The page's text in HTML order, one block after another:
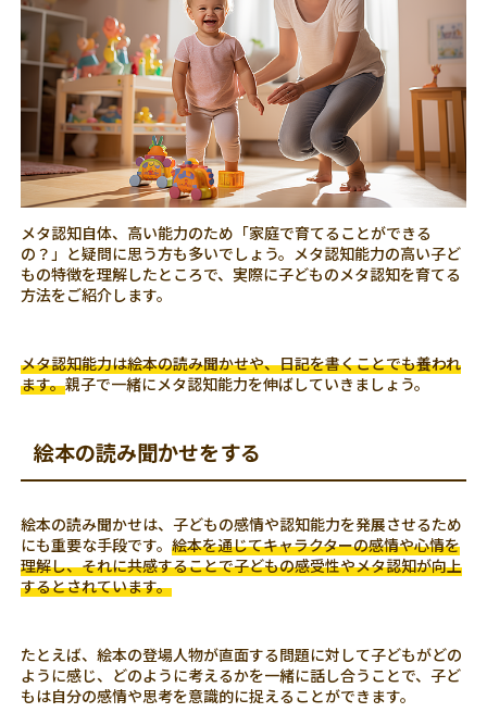
メタ認知自体、高い能力のため「家庭で育てることができる
の？」と疑問に思う方も多いでしょう。メタ認知能力の高い子ど
もの特徴を理解したところで、実際に子どものメタ認知を育てる
方法をご紹介します。
メタ認知能力は絵本の読み聞かせや、日記を書くことでも養われ
ます。親子で一緒にメタ認知能力を伸ばしていきましょう。
絵本の読み聞かせをする
絵本の読み聞かせは、子どもの感情や認知能力を発展させるため
にも重要な手段です。絵本を通じてキャラクターの感情や心情を
理解し、それに共感することで子どもの感受性やメタ認知が向上
するとされています。
たとえば、絵本の登場人物が直面する問題に対して子どもがどの
ように感じ、どのように考えるかを一緒に話し合うことで、子ど
もは自分の感情や思考を意識的に捉えることができます。